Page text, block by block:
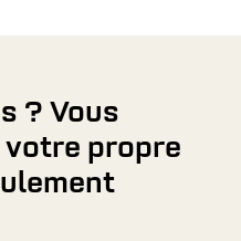
? Vous
propre